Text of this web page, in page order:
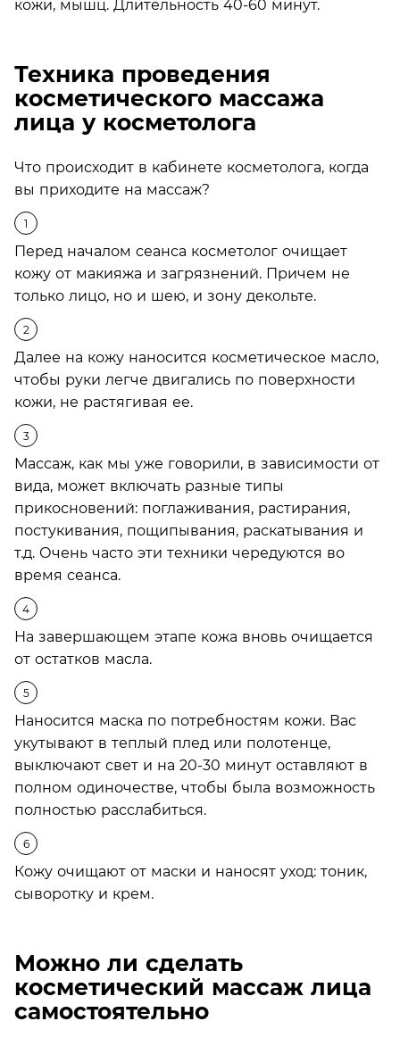
кожи, мышц. Длительность 40-60 минут.
Техника проведения
косметического массажа
лица у косметолога
Что происходит в кабинете косметолога, когда
вы приходите на массаж?
Перед началом сеанса косметолог очищает
кожу от макияжа и загрязнений. Причем не
только лицо, но и шею, и зону декольте.
Далее на кожу наносится косметическое масло,
чтобы руки легче двигались по поверхности
кожи, не растягивая ее.
Массаж, как мы уже говорили, в зависимости от
вида, может включать разные типы
прикосновений: поглаживания, растирания,
постукивания, пощипывания, раскатывания и
т.д. Очень часто эти техники чередуются во
время сеанса.
На завершающем этапе кожа вновь очищается
от остатков масла.
Наносится маска по потребностям кожи. Вас
укутывают в теплый плед или полотенце,
выключают свет и на 20-30 минут оставляют в
полном одиночестве, чтобы была возможность
полностью расслабиться.
Кожу очищают от маски и наносят уход: тоник,
сыворотку и крем.
Можно ли сделать
косметический массаж лица
самостоятельно